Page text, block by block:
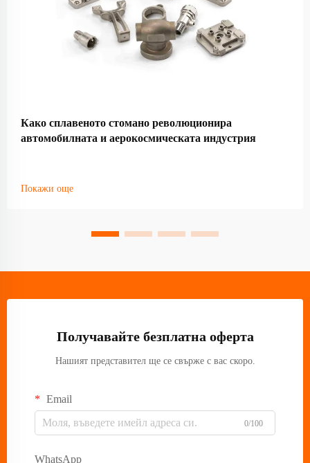
Како сплавеното стомано революционира
автомобилната и аерокосмическата индустрия
Покажи още
Получавайте безплатна оферта
Нашият представител ще се свърже с вас скоро.
Email
0/100
WhatsApp